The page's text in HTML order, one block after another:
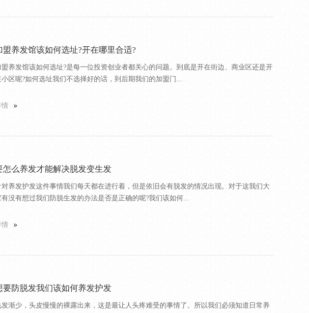
盟养发馆该如何选址?开在哪里合适?
盟养发馆该如何选址?是每一位投资创业者都关心的问题。到底是开在街边、商业区还是开
小区呢?如何选址我们不选择好的话，到后期我们的加盟门...
情
怎么养发才能解决脱发变生发
对养发护发这件事情我们每天都在进行着，但是依旧会有脱发的情况出现。对于这我们大
有没有想过我们防脱生发的办法是否是正确的呢?我们该如何...
情
要防脱发我们该如何养发护发
发渐少，头皮慢慢的裸露出来，这是最让人头疼难受的事情了。所以我们必须知道日常养